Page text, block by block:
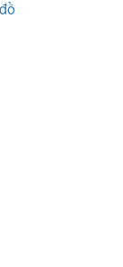
giúp bạn có
dùng vệ
để phù hợp